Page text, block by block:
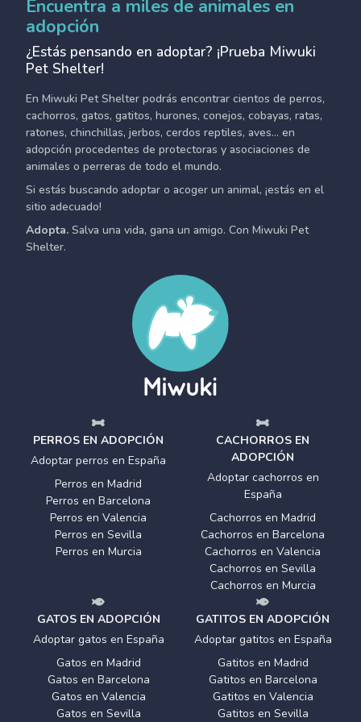
Encuentra a miles de animales en
adopción
¿Estás pensando en adoptar? ¡Prueba Miwuki
Pet Shelter!
En Miwuki Pet Shelter podrás encontrar cientos de perros,
cachorros, gatos, gatitos, hurones, conejos, cobayas, ratas,
ratones, chinchillas, jerbos, cerdos reptiles, aves... en
adopción procedentes de protectoras y asociaciones de
animales o perreras de todo el mundo.
Si estás buscando adoptar o acoger un animal, ¡estás en el
sitio adecuado!
Adopta. Salva una vida, gana un amigo. Con Miwuki Pet
Shelter.
PERROS EN ADOPCIÓN
Adoptar perros en España
Perros en Madrid
Perros en Barcelona
Perros en Valencia
Perros en Sevilla
Perros en Murcia
CACHORROS EN
ADOPCIÓN
Adoptar cachorros en
España
Cachorros en Madrid
Cachorros en Barcelona
Cachorros en Valencia
Cachorros en Sevilla
Cachorros en Murcia
GATOS EN ADOPCIÓN
Adoptar gatos en España
Gatos en Madrid
Gatos en Barcelona
Gatos en Valencia
Gatos en Sevilla
GATITOS EN ADOPCIÓN
Adoptar gatitos en España
Gatitos en Madrid
Gatitos en Barcelona
Gatitos en Valencia
Gatitos en Sevilla